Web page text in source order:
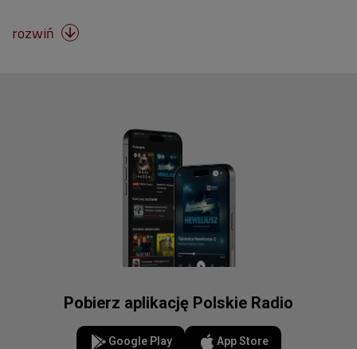
rozwiń 
Pobierz aplikację Polskie Radio
Google Play App Store